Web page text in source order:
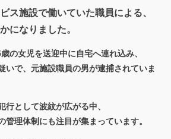
ス施設で働いていた職員による、
になりました。
の女児を送迎中に自宅へ連れ込み、
いで、元施設職員の男が逮捕されていま
行として波紋が広がる中、
管理体制にも注目が集まっています。